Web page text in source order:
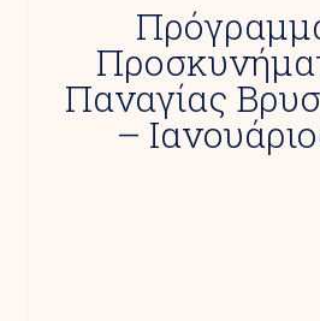
Παναγίας
–